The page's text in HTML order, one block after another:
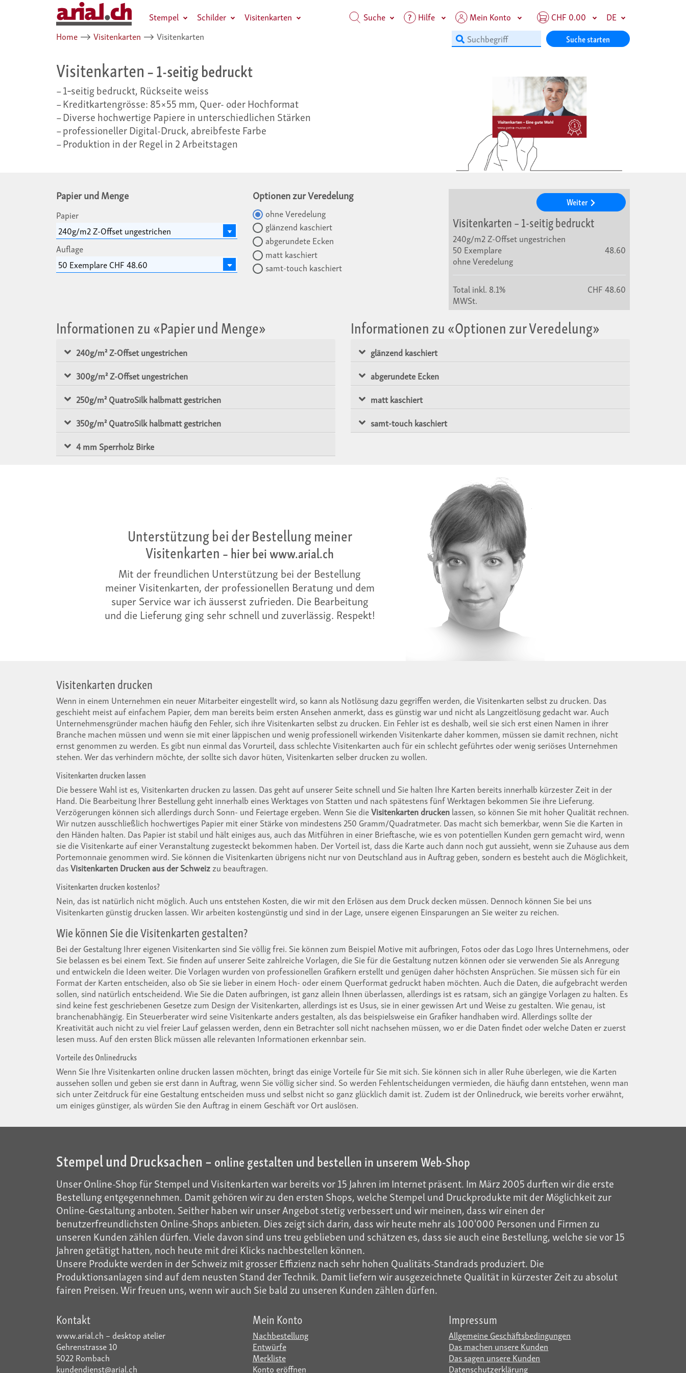
Stempel Schilder Visitenkarten Suche Hilfe Mein Konto CHF 0.00
DE
Home ⟶ Visitenkarten ⟶ Visitenkarten Suche starten
Visitenkarten– 1-seitig bedruckt
1‑seitig bedruckt, Rückseite weiss
Kreditkartengrösse: 85×55 mm, Quer- oder Hochformat
Diverse hochwertige Papiere in unterschiedlichen Stärken
professioneller Digital-Druck, abreibfeste Farbe
Produktion in der Regel in 2 Arbeitstagen
Papier und Menge
Papier
Auflage
Optionen zur Veredelung
ohne Veredelung
glänzend kaschiert
abgerundete Ecken
matt kaschiert
samt-touch kaschiert
Weiter
Visitenkarten – 1-seitig bedruckt
240g/m2 Z-Offset ungestrichen
50 Exemplare
48.60
ohne Veredelung
Totalinkl. 8.1%
MWSt.
CHF 48.60
Informationen zu «Papier und Menge»
240g/m² Z-Offset ungestrichen
300g/m² Z-Offset ungestrichen
250g/m² QuatroSilk halbmatt gestrichen
350g/m² QuatroSilk halbmatt gestrichen
4 mm Sperrholz Birke
Informationen zu «Optionen zur Veredelung»
glänzend kaschiert
abgerundete Ecken
matt kaschiert
samt-touch kaschiert
Unterstützung bei der Bestellung meiner
Visitenkarten– hier bei www.arial.ch
Mit der freundlichen Unterstützung bei der Bestellung
meiner Visitenkarten, der professionellen Beratung und dem
super Service war ich äusserst zufrieden. Die Bearbeitung
und die Lieferung ging sehr schnell und zuverlässig. Respekt!
Visitenkarten drucken
Wenn in einem Unternehmen ein neuer Mitarbeiter eingestellt wird, so kann als Notlösung dazu gegriffen werden, die Visitenkarten selbst zu drucken. Das
geschieht meist auf einfachem Papier, dem man bereits beim ersten Ansehen anmerkt, dass es günstig war und nicht als Langzeitlösung gedacht war. Auch
Unternehmensgründer machen häufig den Fehler, sich ihre Visitenkarten selbst zu drucken. Ein Fehler ist es deshalb, weil sie sich erst einen Namen in ihrer
Branche machen müssen und wenn sie mit einer läppischen und wenig professionell wirkenden Visitenkarte daher kommen, müssen sie damit rechnen, nicht
ernst genommen zu werden. Es gibt nun einmal das Vorurteil, dass schlechte Visitenkarten auch für ein schlecht geführtes oder wenig seriöses Unternehmen
stehen. Wer das verhindern möchte, der sollte sich davor hüten, Visitenkarten selber drucken zu wollen.
Visitenkarten drucken lassen
Die bessere Wahl ist es, Visitenkarten drucken zu lassen. Das geht auf unserer Seite schnell und Sie halten Ihre Karten bereits innerhalb kürzester Zeit in der
Hand. Die Bearbeitung Ihrer Bestellung geht innerhalb eines Werktages von Statten und nach spätestens fünf Werktagen bekommen Sie ihre Lieferung.
Verzögerungen können sich allerdings durch Sonn- und Feiertage ergeben. Wenn Sie dieVisitenkarten druckenlassen, so können Sie mit hoher Qualität rechnen.
Wir nutzen ausschließlich hochwertiges Papier mit einer Stärke von mindestens 250 Gramm/Quadratmeter. Das macht sich bemerkbar, wenn Sie die Karten in
den Händen halten. Das Papier ist stabil und hält einiges aus, auch das Mitführen in einer Brieftasche, wie es von potentiellen Kunden gern gemacht wird, wenn
sie die Visitenkarte auf einer Veranstaltung zugesteckt bekommen haben. Der Vorteil ist, dass die Karte auch dann noch gut aussieht, wenn sie Zuhause aus dem
Portemonnaie genommen wird. Sie können die Visitenkarten übrigens nicht nur von Deutschland aus in Auftrag geben, sondern es besteht auch die Möglichkeit,
dasVisitenkarten Drucken aus der Schweizzu beauftragen.
Visitenkarten drucken kostenlos?
Nein, das ist natürlich nicht möglich. Auch uns entstehen Kosten, die wir mit den Erlösen aus dem Druck decken müssen. Dennoch können Sie bei uns
Visitenkarten günstig drucken lassen. Wir arbeiten kostengünstig und sind in der Lage, unsere eigenen Einsparungen an Sie weiter zu reichen.
Wie können Sie die Visitenkarten gestalten?
Bei der Gestaltung Ihrer eigenen Visitenkarten sind Sie völlig frei. Sie können zum Beispiel Motive mit aufbringen, Fotos oder das Logo Ihres Unternehmens, oder
Sie belassen es bei einem Text. Sie finden auf unserer Seite zahlreiche Vorlagen, die Sie für die Gestaltung nutzen können oder sie verwenden Sie als Anregung
und entwickeln die Ideen weiter. Die Vorlagen wurden von professionellen Grafikern erstellt und genügen daher höchsten Ansprüchen. Sie müssen sich für ein
Format der Karten entscheiden, also ob Sie sie lieber in einem Hoch- oder einem Querformat gedruckt haben möchten. Auch die Daten, die aufgebracht werden
sollen, sind natürlich entscheidend. Wie Sie die Daten aufbringen, ist ganz allein Ihnen überlassen, allerdings ist es ratsam, sich an gängige Vorlagen zu halten. Es
sind keine fest geschriebenen Gesetze zum Design der Visitenkarten, allerdings ist es Usus, sie in einer gewissen Art und Weise zu gestalten. Wie genau, ist
branchenabhängig. Ein Steuerberater wird seine Visitenkarte anders gestalten, als das beispielsweise ein Grafiker handhaben wird. Allerdings sollte der
Kreativität auch nicht zu viel freier Lauf gelassen werden, denn ein Betrachter soll nicht nachsehen müssen, wo er die Daten findet oder welche Daten er zuerst
lesen muss. Auf den ersten Blick müssen alle relevanten Informationen erkennbar sein.
Vorteile des Onlinedrucks
Wenn Sie Ihre Visitenkarten online drucken lassen möchten, bringt das einige Vorteile für Sie mit sich. Sie können sich in aller Ruhe überlegen, wie die Karten
aussehen sollen und geben sie erst dann in Auftrag, wenn Sie völlig sicher sind. So werden Fehlentscheidungen vermieden, die häufig dann entstehen, wenn man
sich unter Zeitdruck für eine Gestaltung entscheiden muss und selbst nicht so ganz glücklich damit ist. Zudem ist der Onlinedruck, wie bereits vorher erwähnt,
um einiges günstiger, als würden Sie den Auftrag in einem Geschäft vor Ort auslösen.
Stempel und Drucksachen –online gestalten und bestellen in unserem Web-Shop
Unser Online-Shop für Stempel und Visitenkarten war bereits vor 15 Jahren im Internet präsent. Im März 2005 durften wir die erste
Bestellung entgegennehmen. Damit gehören wir zu den ersten Shops, welche Stempel und Druckprodukte mit der Möglichkeit zur
Online-Gestaltung anboten. Seither haben wir unser Angebot stetig verbessert und wir meinen, dass wir einen der
benutzerfreundlichsten Online-Shops anbieten. Dies zeigt sich darin, dass wir heute mehr als 100'000 Personen und Firmen zu
unseren Kunden zählen dürfen. Viele davon sind uns treu geblieben und schätzen es, dass sie auch eine Bestellung, welche sie vor 15
Jahren getätigt hatten, noch heute mit drei Klicks nachbestellen können.
Unsere Produkte werden in der Schweiz mit grosser Effizienz nach sehr hohen Qualitäts-Standrads produziert. Die
Produktionsanlagen sind auf dem neusten Stand der Technik. Damit liefern wir ausgezeichnete Qualität in kürzester Zeit zu absolut
fairen Preisen. Wir freuen uns, wenn wir auch Sie bald zu unseren Kunden zählen dürfen.
Kontakt
www.arial.ch – desktop atelier
Gehrenstrasse 10
5022 Rombach
kundendienst@arial.ch
Mein Konto
Nachbestellung
Entwürfe
Merkliste
Konto eröffnen
Impressum
Allgemeine Geschäftsbedingungen
Das machen unsere Kunden
Das sagen unsere Kunden
Datenschutzerklärung